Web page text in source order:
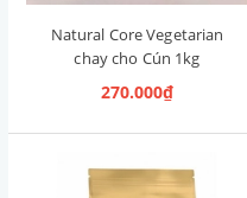
Natural Core Vegetarian
chay cho Cún 1kg
270.000₫